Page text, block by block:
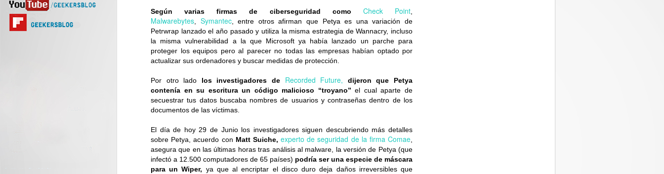
Según varias firmas de ciberseguridad como Check Point
Malwarebytes Symantec, entre otros afirman que Petya es una variación de
Petrwrap lanzado el año pasado y utiliza la misma estrategia de Wannacry, incluso
la misma vulnerabilidad a la que Microsoft ya había lanzado un parche para
proteger los equipos pero al parecer no todas las empresas habían optado por
actualizar sus ordenadores y buscar medidas de protección.
Por otro lado los investigadores de Recorded Future,
dijeron que Petya
contenía en su escritura un código malicioso “troyano” el cual aparte de
secuestrar tus datos buscaba nombres de usuarios y contraseñas dentro de los
documentos de las víctimas.
El día de hoy 29 de Junio los investigadores siguen descubriendo más detalles
sobre Petya, acuerdo con Matt Suiche, experto de seguridad de la firma Comae
asegura que en las últimas horas tras análisis al malware, la versión de Petya (que
infectó a 12.500 computadores de 65 países) podría ser una especie de máscara
para un Wiper, ya que al encriptar el disco duro deja daños irreversibles que
Nuevas tablets Acer Iconia Duo y gafas inteligentes AR Vision,
diseñadas para potenciar el trabajo y la creatividad móvil...
JUL
6
Samsung y Google revelan detalles de sus nuevas
gafas inteligentes
Creados en colaboración con Gentle Monster y Warby Parker, los
diario...